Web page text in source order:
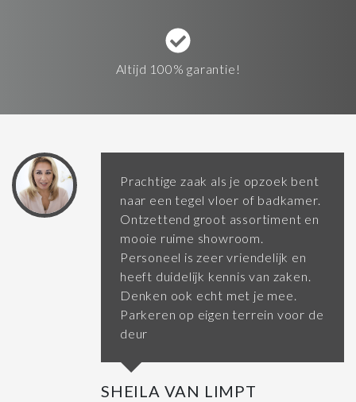
Altijd 100% garantie!
Prachtige zaak als je opzoek bent
naar een tegel vloer of badkamer.
Ontzettend groot assortiment en
mooie ruime showroom.
Personeel is zeer vriendelijk en
heeft duidelijk kennis van zaken.
Denken ook echt met je mee.
Parkeren op eigen terrein voor de
deur
SHEILA VAN LIMPT